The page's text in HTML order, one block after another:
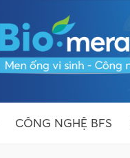
CÔNG NGHỆ BFS